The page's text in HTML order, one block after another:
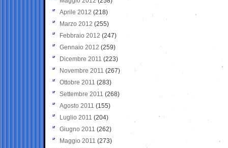
Aprile 2012 (218)
Marzo 2012 (255)
Febbraio 2012 (247)
Gennaio 2012 (259)
Dicembre 2011 (223)
Novembre 2011 (267)
Ottobre 2011 (283)
Settembre 2011 (268)
Agosto 2011 (155)
Luglio 2011 (204)
Giugno 2011 (262)
Maggio 2011 (273)